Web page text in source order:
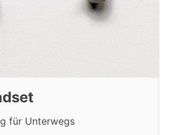
für Unterwegs